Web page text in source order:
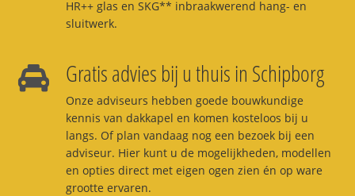
HR++ glas en SKG** inbraakwerend hang- en
sluitwerk.
Gratis advies bij u thuis in Schipborg
Onze adviseurs hebben goede bouwkundige
kennis van dakkapel en komen kosteloos bij u
langs. Of plan vandaag nog een bezoek bij een
adviseur. Hier kunt u de mogelijkheden, modellen
en opties direct met eigen ogen zien én op ware
grootte ervaren.